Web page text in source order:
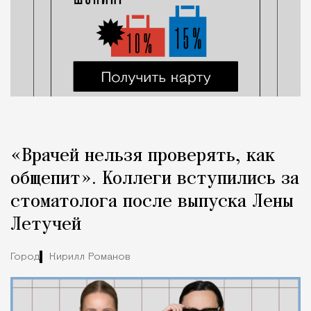
«Врачей нельзя проверять, как
общепит». Коллеги вступились за
стоматолога после выпуска Лены
Летучей
Город Кирилл Романов